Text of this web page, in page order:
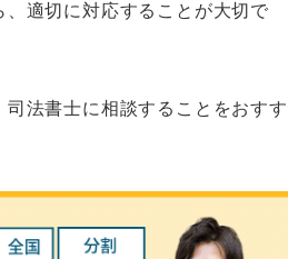
適切に対応することが大切で
法書士に相談することをおすす